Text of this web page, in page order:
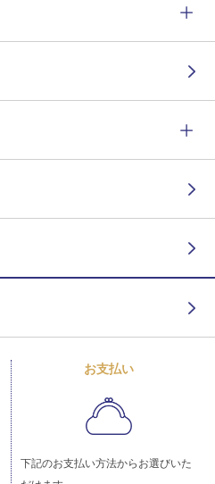
お支払い
下記のお支払い方法からお選びいた